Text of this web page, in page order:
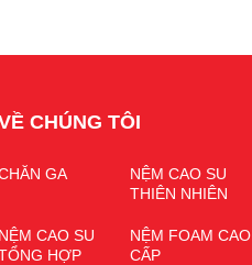
CHÚNG TÔI
GA
NỆM CAO SU
THIÊN NHIÊN
NỆM CAO SU
HỢP
NỆM FOAM CAO
CẤP